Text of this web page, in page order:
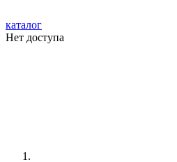
каталог
Нет доступа